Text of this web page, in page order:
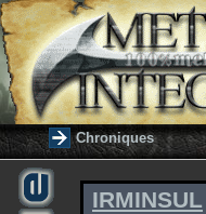
Chroniques
IRMINSUL